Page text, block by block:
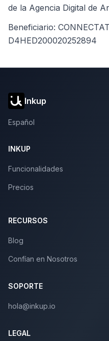
de la Agencia Digital de
Beneficiario:
D4HED200020252894
Inkup
Español
INKUP
Funcionalidades
Precios
RECURSOS
Blog
Confían en Nosotros
SOPORTE
hola@inkup.io
LEGAL